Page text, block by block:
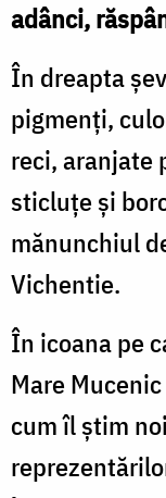
adânci,
În dreapta
pigmenți,
reci, aranjate
sticluțe și
mănunchiul
Vichentie.
În icoana pe
Mare
cum îl știm